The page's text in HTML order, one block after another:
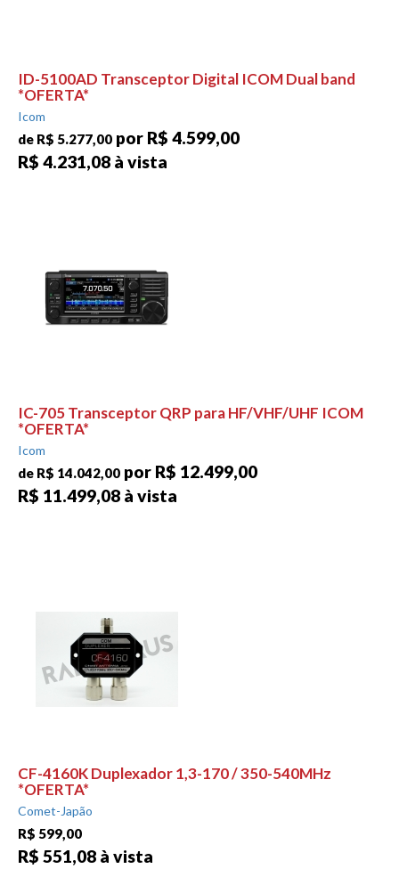
ID-5100AD Transceptor Digital ICOM Dual band
*OFERTA*
Icom
de R$ 5.277,00 por R$ 4.599,00
R$ 4.231,08 à vista
IC-705 Transceptor QRP para HF/VHF/UHF ICOM
*OFERTA*
Icom
de R$ 14.042,00 por R$ 12.499,00
R$ 11.499,08 à vista
CF-4160K Duplexador 1,3-170 / 350-540MHz
*OFERTA*
Comet-Japão
R$ 599,00
R$ 551,08 à vista